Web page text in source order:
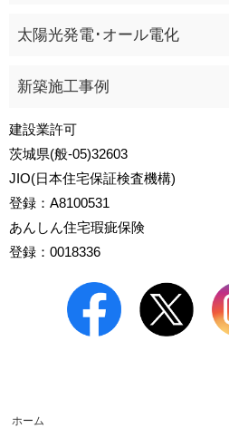
太陽光発電･オール電化
新築施工事例
建設業許可
茨城県(般-05)32603
JIO(日本住宅保証検査機構)
登録：A8100531
あんしん住宅瑕疵保険
登録：0018336
ホーム